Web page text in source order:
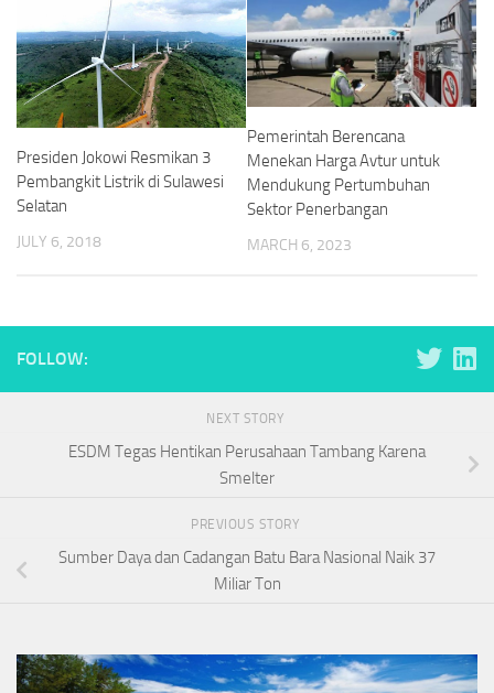
Presiden Jokowi Resmikan 3
Pembangkit Listrik di Sulawesi
Selatan
JULY 6, 2018
Pemerintah Berencana
Menekan Harga Avtur untuk
Mendukung Pertumbuhan
Sektor Penerbangan
MARCH 6, 2023
FOLLOW:
NEXT STORY
ESDM Tegas Hentikan Perusahaan Tambang Karena
Smelter
PREVIOUS STORY
Sumber Daya dan Cadangan Batu Bara Nasional Naik 37
Miliar Ton